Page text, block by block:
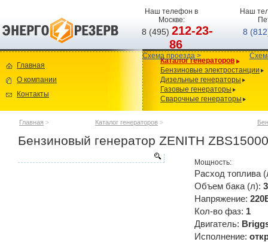
Наш телефон в
Москве:
8 (495)212-23-
86
Схема проезда >
Наш
8
Главная
О компании
Контакты
Каталог генераторов
Бензиновые электростанции
Дизельные генераторы
Газовые генераторы
Сварочные генераторы
Главная > Каталог генераторов >
Бензиновый генератор ZENITH
Мощность:
Расход топлива
Объем бака (л):
Напряжение:
Кол-во фаз: 1
Двигатель:
Исполнение: